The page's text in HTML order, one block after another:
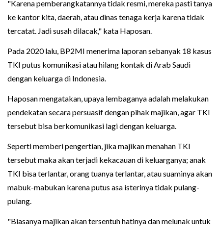
"Karena pemberangkatannya tidak resmi, mereka pasti tanya
ke kantor kita, daerah, atau dinas tenaga kerja karena tidak
tercatat. Jadi susah dilacak," kata Haposan.
Pada 2020 lalu, BP2MI menerima laporan sebanyak 18 kasus
TKI putus komunikasi atau hilang kontak di Arab Saudi
dengan keluarga di Indonesia.
Haposan mengatakan, upaya lembaganya adalah melakukan
pendekatan secara persuasif dengan pihak majikan, agar TKI
tersebut bisa berkomunikasi lagi dengan keluarga.
Seperti memberi pengertian, jika majikan menahan TKI
tersebut maka akan terjadi kekacauan di keluarganya; anak
TKI bisa terlantar, orang tuanya terlantar, atau suaminya akan
mabuk-mabukan karena putus asa isterinya tidak pulang-
pulang.
"Biasanya majikan akan tersentuh hatinya dan melunak untuk